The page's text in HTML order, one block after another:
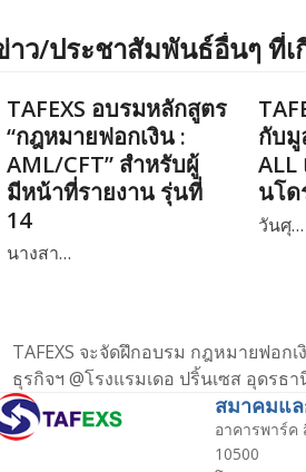
าว/ประชาสัมพันธ์อื่นๆ ที่เ
TAFEXS อบรมหลักสูตร
“กฎหมายฟอกเงิน :
AML/CFT” สำหรับผู้
มีหน้าที่รายงาน รุ่นที่
14
นางสา…
กับมู
นโด
วันศุ…
TAFEXS จะจัดฝึกอบรม กฎหมายฟอก
ธุรกิจฯ @โรงแรมเดอ ปริ้นเซส อุดรธ
สมาคมแล
อาคารพาร์ค
10500